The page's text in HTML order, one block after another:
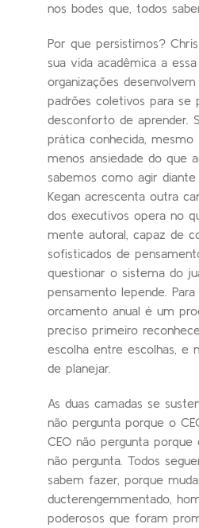
nos bodes que, todos
Por que persistimos?
sua vida acadêmica a
organizações
padrões coletivos para se
desconforto de aprender.
prática conhecida, mesmo
menos ansiedade do que
sabemos como agir
Kegan acrescenta outra
dos executivos opera no
mente autoral, capaz de
sofisticados de
questionar o sistema do
pensamento lepende.
orcamento anual é um
preciso primeiro
escolha entre escolhas, e
de planejar.
As duas camadas se
não pergunta porque o
CEO não pergunta
não pergunta. Todos
sabem fazer, porque
ducterengemmentado,
poderosos que foram